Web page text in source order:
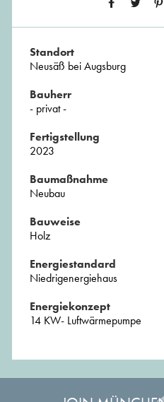
Standort
Neusäß bei Augsburg
Bauherr
- privat -
Fertigstellung
2023
Baumaßnahme
Neubau
Bauweise
Holz
Energiestandard
Niedrigenergiehaus
Energiekonzept
14 KW- Luftwärmepumpe